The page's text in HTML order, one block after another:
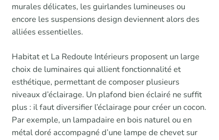
murales délicates, les guirlandes lumineuses ou
encore les suspensions design deviennent alors des
alliées essentielles.
Habitat et La Redoute Intérieurs proposent un large
choix de luminaires qui allient fonctionnalité et
esthétique, permettant de composer plusieurs
niveaux d’éclairage. Un plafond bien éclairé ne suffit
plus : il faut diversifier l’éclairage pour créer un cocon.
Par exemple, un lampadaire en bois naturel ou en
métal doré accompagné d’une lampe de chevet sur